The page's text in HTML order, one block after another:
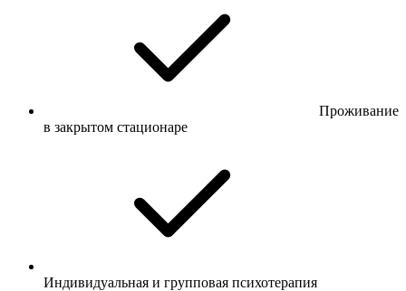
Проживание
в закрытом стационаре
Индивидуальная и групповая психотерапия